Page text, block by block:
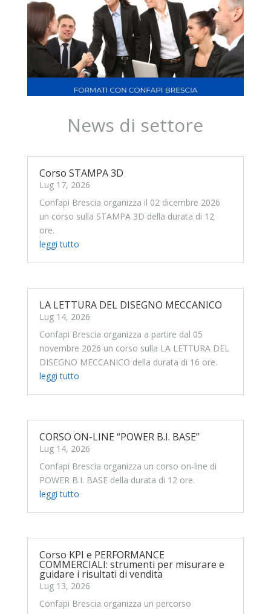
News di settore
Corso STAMPA 3D
Lug 17, 2026
Confapi Brescia organizza il 02 dicembre 2026
un corso sulla STAMPA 3D della durata di 12
ore.
leggi tutto
LA LETTURA DEL DISEGNO MECCANICO
Lug 14, 2026
Confapi Brescia organizza a partire dal 05
novembre 2026 un corso sulla LA LETTURA DEL
DISEGNO MECCANICO della durata di 16 ore.
leggi tutto
CORSO ON-LINE “POWER B.I. BASE”
Lug 14, 2026
Confapi Brescia organizza un corso on-line di
POWER B.I. BASE della durata di 12 ore.
leggi tutto
Corso KPI e PERFORMANCE
COMMERCIALI: strumenti per misurare e
guidare i risultati di vendita
Lug 13, 2026
Confapi Brescia organizza un percorso